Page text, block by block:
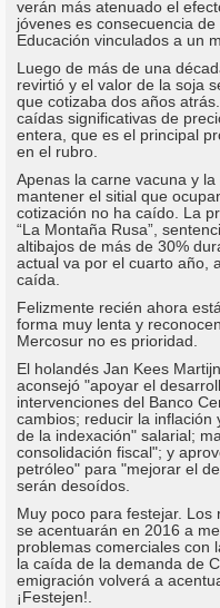
verán más atenuado el
jóvenes es consecuencia
Educación vinculados a un
Luego de más de una
revirtió y el valor de la soja
que cotizaba dos años
caídas significativas de
entera, que es el principal
en el rubro.
Apenas la carne vacuna y
mantener el sitial que
cotización no ha caído. La
“La Montaña Rusa”,
altibajos de más de 30%
actual va por el cuarto año,
caída.
Felizmente recién ahora
forma muy lenta y
Mercosur no es prioridad.
El holandés Jan Kees
aconsejó "apoyar el
intervenciones del Banco
cambios; reducir la inflación
de la indexación" salarial;
consolidación fiscal"; y
petróleo" para "mejorar el
serán desoídos.
Muy poco para festejar.
se acentuarán en 2016 a
problemas comerciales con
la caída de la demanda de
emigración volverá a
¡Festejen!.